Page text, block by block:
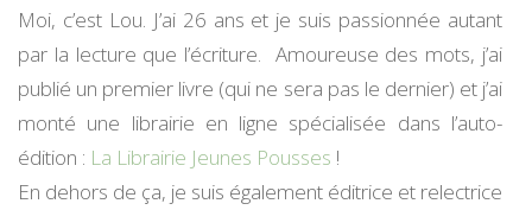
Moi, c’est Lou. J’ai 26 ans et je suis passionnée autant
par la lecture que l’écriture. Amoureuse des mots, j’ai
publié un premier livre (qui ne sera pas le dernier) et j’ai
monté une librairie en ligne spécialisée dans l’auto-
édition : La Librairie Jeunes Pousses !
En dehors de ça, je suis également éditrice et relectrice